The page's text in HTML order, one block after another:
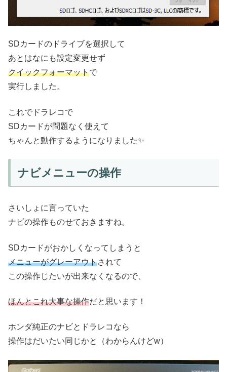
SDカードのドライブを選択して
あとはなにも設定変更せず
クイックフォーマットで
実行しました。
これでドラレコで
SDカードが問題なく使えて
ちゃんと動作するようになりました✨
ナビメニューの操作
さいしょに言っていた
ナビの操作ものせておきますね。
SDカードがおかしくなってしまうと
メニューがグレーアウトされて
この操作じたいが出来なくなるので、
ほんとこれ大事な操作だと思います！
ホンダ純正のナビとドラレコなら
操作はだいたい同じかと（わからんけどw）